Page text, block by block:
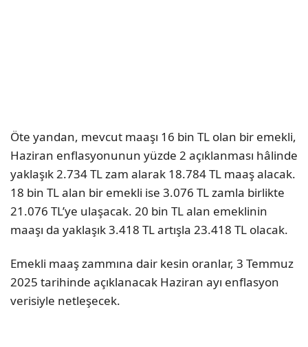
Öte yandan, mevcut maaşı 16 bin TL olan bir emekli,
Haziran enflasyonunun yüzde 2 açıklanması hâlinde
yaklaşık 2.734 TL zam alarak 18.784 TL maaş alacak.
18 bin TL alan bir emekli ise 3.076 TL zamla birlikte
21.076 TL’ye ulaşacak. 20 bin TL alan emeklinin
maaşı da yaklaşık 3.418 TL artışla 23.418 TL olacak.
Emekli maaş zammına dair kesin oranlar, 3 Temmuz
2025 tarihinde açıklanacak Haziran ayı enflasyon
verisiyle netleşecek.